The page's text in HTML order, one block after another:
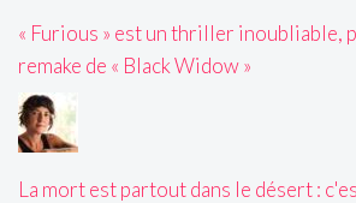
« Furious » est un thriller inoubliable,
remake de « Black Widow »
La mort est partout dans le désert :